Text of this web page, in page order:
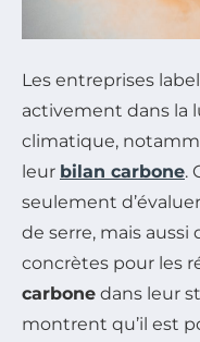
Les entreprises
activement dans la
climatique,
leur bilan carbone.
seulement
de serre, mais
concrètes pour les
carbone dans leur
montrent qu’il est